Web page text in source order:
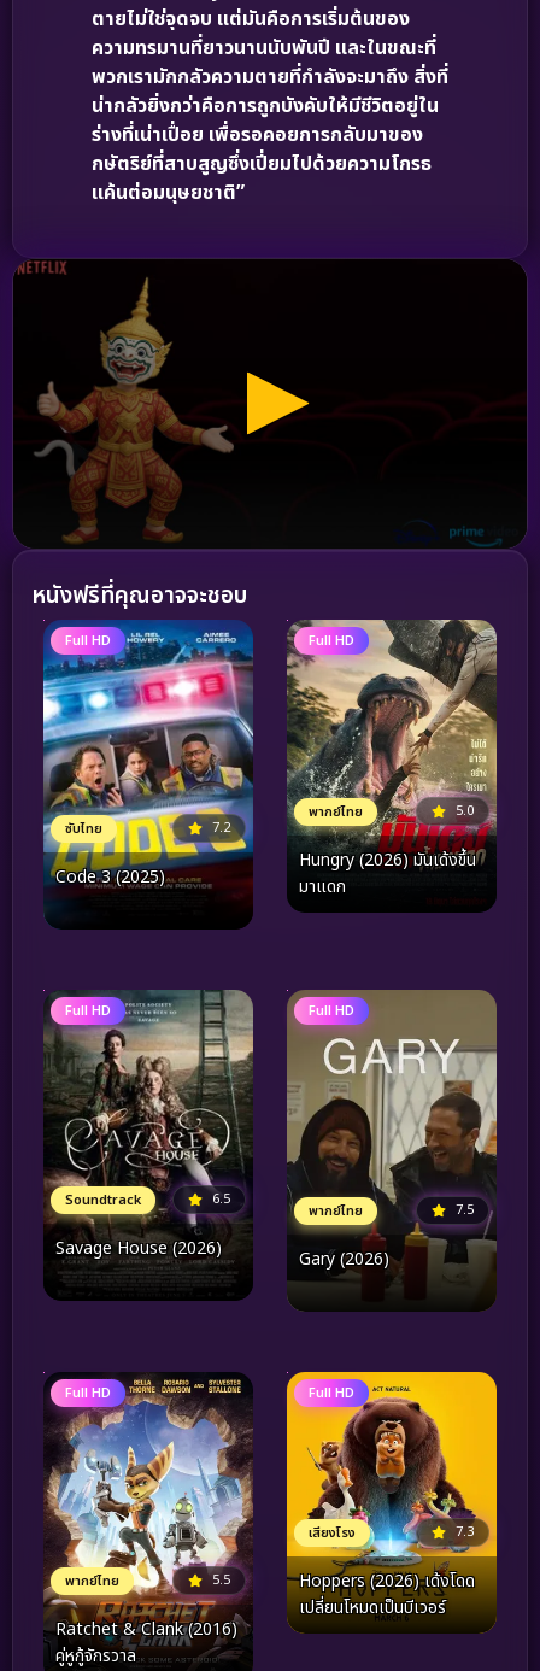
ตายไม่ใช่จุดจบ แต่มันคือการเริ่มต้นของ
ความทรมานที่ยาวนานนับพันปี และในขณะที่
พวกเรามักกลัวความตายที่กำลังจะมาถึง สิ่งที่
น่ากลัวยิ่งกว่าคือการถูกบังคับให้มีชีวิตอยู่ใน
ร่างที่เน่าเปื่อย เพื่อรอคอยการกลับมาของ
กษัตริย์ที่สาบสูญซึ่งเปี่ยมไปด้วยความโกรธ
แค้นต่อมนุษยชาติ”
หนังฟรีที่คุณอาจจะชอบ
Full HD
ซับไทย 7.2
Code 3 (2025)
Full HD
พากย์ไทย 5.0
Hungry (2026) มันเด้งขึ้น
มาแดก
Full HD
Soundtrack 6.5
Savage House (2026)
Full HD
พากย์ไทย 7.5
Gary (2026)
Full HD
พากย์ไทย 5.5
Ratchet & Clank (2016)
คู่หูกู้จักรวาล
Full HD
เสียงโรง 7.3
Hoppers (2026) เด้งโดด
เปลี่ยนโหมดเป็นบีเวอร์